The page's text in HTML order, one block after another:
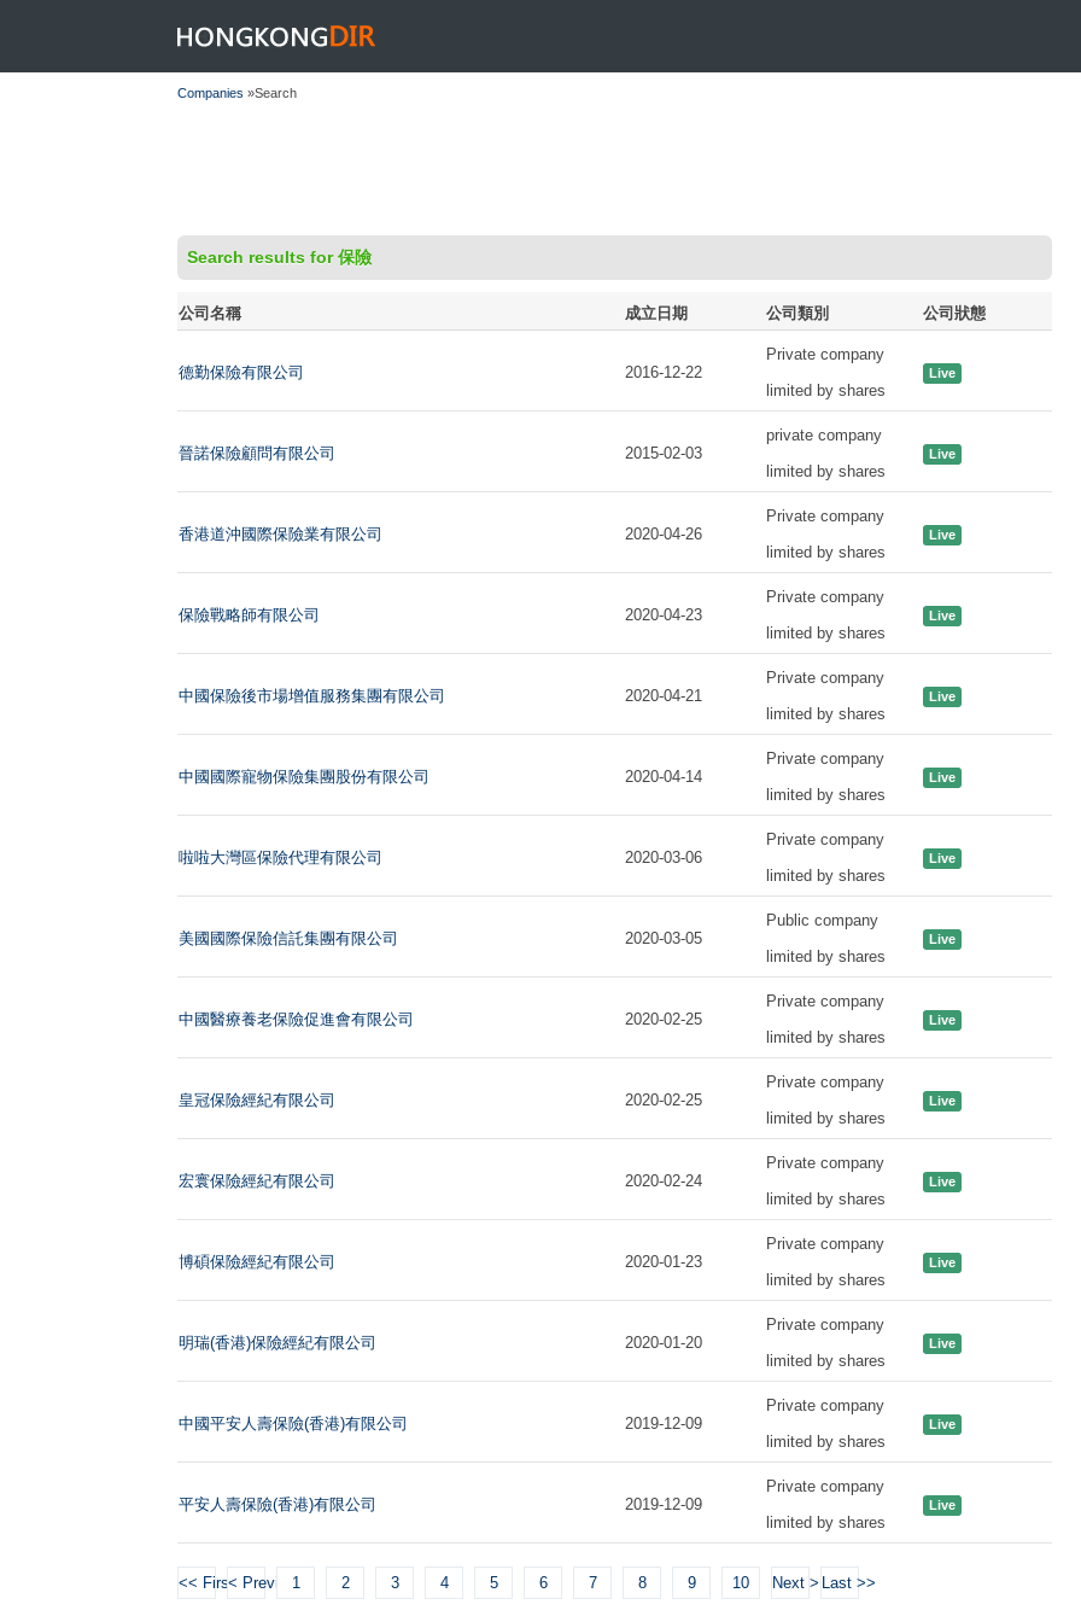
HONGKONGDIR
Companies »Search
Search results for 保險
公司名稱 成立日期 公司類別 公司狀態
德勤保險有限公司 2016-12-22
Private company
limited by shares
Live
晉諾保險顧問有限公司 2015-02-03
private company
limited by shares
Live
香港道沖國際保險業有限公司 2020-04-26
Private company
limited by shares
Live
保險戰略師有限公司 2020-04-23
Private company
limited by shares
Live
中國保險後市場增值服務集團有限公司 2020-04-21
Private company
limited by shares
Live
中國國際寵物保險集團股份有限公司 2020-04-14
Private company
limited by shares
Live
啦啦大灣區保險代理有限公司 2020-03-06
Private company
limited by shares
Live
美國國際保險信託集團有限公司 2020-03-05
Public company
limited by shares
Live
中國醫療養老保險促進會有限公司 2020-02-25
Private company
limited by shares
Live
皇冠保險經紀有限公司 2020-02-25
Private company
limited by shares
Live
宏寰保險經紀有限公司 2020-02-24
Private company
limited by shares
Live
博碩保險經紀有限公司 2020-01-23
Private company
limited by shares
Live
明瑞(香港)保險經紀有限公司 2020-01-20
Private company
limited by shares
Live
中國平安人壽保險(香港)有限公司 2019-12-09
Private company
limited by shares
Live
平安人壽保險(香港)有限公司 2019-12-09
Private company
limited by shares
Live
<< First< Previous1 2 3 4 5 6 7 8 9 10 Next > Last >>